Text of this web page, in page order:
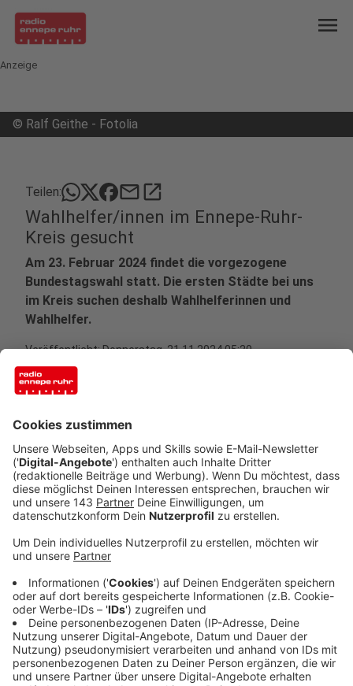
menu
Anzeige
© Ralf Geithe - Fotolia
Teilen: mailopen_in_new
Wahlhelfer/innen im Ennepe-Ruhr-
Kreis gesucht
Am 23. Februar 2024 findet die vorgezogene
Bundestagswahl statt. Die ersten Städte bei uns
im Kreis suchen deshalb Wahlhelferinnen und
Wahlhelfer.
Veröffentlicht:Donnerstag, 21.11.2024 05:20
Anzeige
Es gibt Erfrischungsgelder zwischen 30 und
70 Euro
Anzeige
Die Stadt Breckerfeld braucht Freiwillige für
insgesamt 14 Wahlvorstände und drei
Briefwahlvorstände. Auch die Stadt Herdecke hat
bereits einen Aufruf gestartet. Helfende bekommen
für ihren Einsatz ein sogenanntes Erfrischungsgeld.
Das beträgt zum Beispiel in Hattingen - je nach Einsatz
und Funktion - 50 Euro oder 70 Euro und bei der